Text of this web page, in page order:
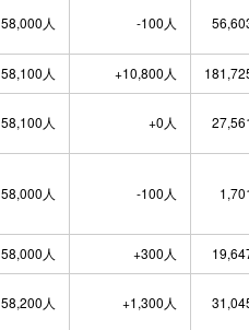
58,000人 -100人
58,100人 +10,800人
58,100人 +0人
58,000人 -100人
58,000人 +300人
58,200人 +1,300人